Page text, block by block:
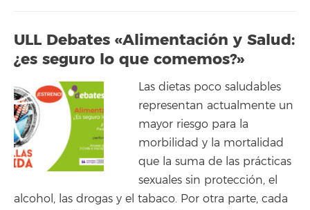
ULL Debates «Alimentación y Salud:
¿es seguro lo que comemos?»
Las dietas poco saludables
representan actualmente un
mayor riesgo para la
morbilidad y la mortalidad
que la suma de las prácticas
sexuales sin protección, el
alcohol, las drogas y el tabaco. Por otra parte, cada